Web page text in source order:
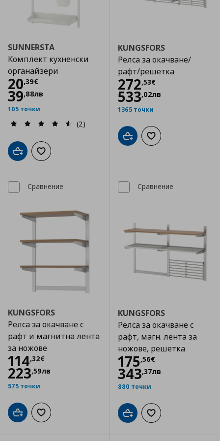
SUNNERSTA
Комплект кухненски
органайзери
20,39€
Цена
39,88лв
105 точки
(2)
Добави в кошницата
Добави към списъка с любими
KUNGSFORS
Релса за окачване/
рафт/решетка
272,53€
Цена
533,02лв
1365 точки
Добави в кошницата
Добави към
Сравнение
KUNGSFORS
Релса за окачване с
рафт и магнитна лента
за ножове
114,32€
Цена
223,59лв
575 точки
Добави в кошницата
Добави към списъка с любими
Сравнение
KUNGSFORS
Релса за окачване с
рафт, магн. лента за
ножове, решетка
175,56€
Цена
343,37лв
880 точки
Добави в кошницата
Добави към